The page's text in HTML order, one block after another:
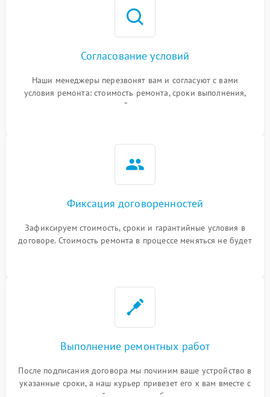
Согласование условий
Наши менеджеры перезвонят вам и согласуют с вами
условия ремонта: стоимость ремонта, сроки выполнения,
гарантийные условия
Фиксация договоренностей
Зафиксируем стоимость, сроки и гарантийные условия в
договоре. Стоимость ремонта в процессе меняться не будет
Выполнение ремонтных работ
После подписания договора мы починим ваше устройство в
указанные сроки, а наш курьер привезет его к вам вместе с